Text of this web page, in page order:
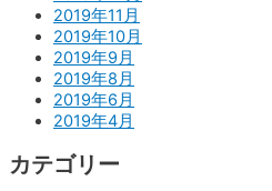
2019年11月
2019年10月
2019年9月
2019年8月
2019年6月
2019年4月
カテゴリー